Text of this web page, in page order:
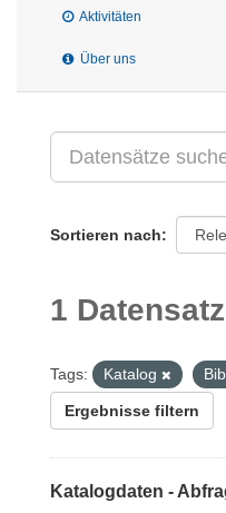
Aktivitäten
Über uns
Sortieren nach
1
Tags: Katalog
Ergebnisse filtern
Katalogdaten -